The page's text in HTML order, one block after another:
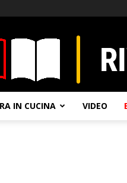
IN CUCINA VIDEO